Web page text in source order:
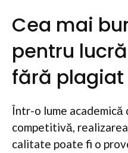
Cea mai
pentru
fără plagiat
Într-o lume academică
competitivă,
calitate poate fi o